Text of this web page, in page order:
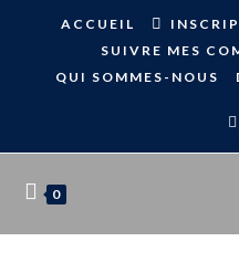
ACCUEIL
SUIVRE MES
QUI SOMMES-NOUS
0